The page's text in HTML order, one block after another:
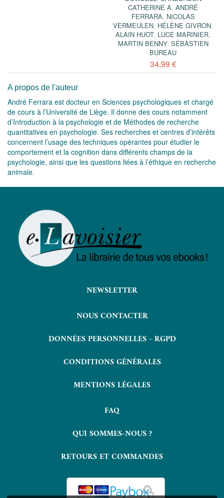
CATHERINE A,ANDRÉ
FERRARA, NICOLAS
VERMEULEN, HÉLÈNE GIVRON,
ALAIN HUOT, LUCE MARINIER,
MARTIN BENNY, SÉBASTIEN
BUREAU
34,99 €
A propos de l'auteur
André Ferrara est docteur en Sciences psychologiques et chargé
de cours à l’Université de Liège. Il donne des cours notamment
d’Introduction à la psychologie et de Méthodes de recherche
quantitatives en psychologie. Ses recherches et centres d’intérêts
concernent l’usage des techniques opérantes pour étudier le
comportement et la cognition dans différents champs de la
psychologie, ainsi que les questions liées à l’éthique en recherche
animale.
NEWSLETTER
NOUS CONTACTER
DONNÉES PERSONNELLES - RGPD
CONDITIONS GÉNÉRALES
MENTIONS LÉGALES
FAQ
QUI SOMMES-NOUS ?
RETOURS ET COMMANDES